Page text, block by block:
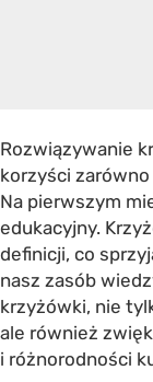
Rozwiązywanie
korzyści zarówno
Na pierwszym
edukacyjny.
definicji, co
nasz zasób
krzyżówki, nie
ale również
i różnorodności